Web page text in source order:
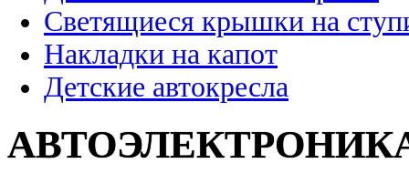
Светящиеся крышки на
Накладки на капот
Детские автокресла